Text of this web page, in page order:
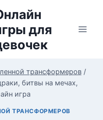
для
трансформеров /
битвы на мечах,
игра
ТРАНСФОРМЕРОВ